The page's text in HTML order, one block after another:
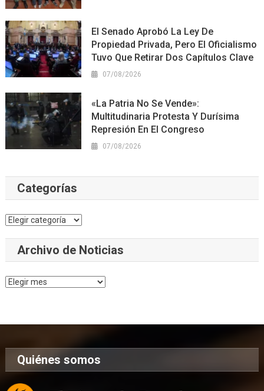
El Senado Aprobó La Ley De
Propiedad Privada, Pero El Oficialismo
Tuvo Que Retirar Dos Capítulos Clave
07/08/2026
«La Patria No Se Vende»:
Multitudinaria Protesta Y Durísima
Represión En El Congreso
07/08/2026
Categorías
Categorías
Archivo de Noticias
Archivo
Quiénes somos